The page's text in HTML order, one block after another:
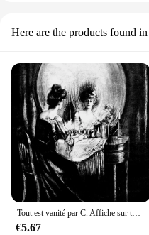
Here are the products found
Tout est vanité par C. Affiche sur toile Allan Gilbert Print Art, décor de salon, photo murale pour la maison
€5.67